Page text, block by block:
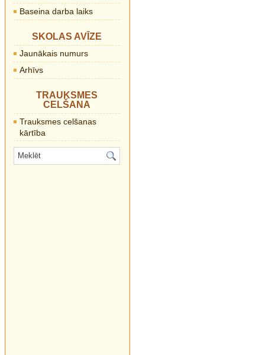
Baseina darba laiks
SKOLAS AVĪZE
Jaunākais numurs
Arhīvs
TRAUKSMES
CELŠANA
Trauksmes celšanas
kārtība